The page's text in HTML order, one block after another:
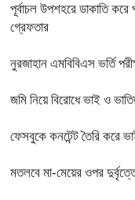
পূর্বাচল উপশহরে ডাকাতি
গ্রেফতার
নুরজাহান এমবিবিএস ভর্তি
জমি নিয়ে বিরোধে ভাই ও
ফেসবুকে কনটেন্ট তৈরি করে
মতলবে মা-মেয়ের ওপর